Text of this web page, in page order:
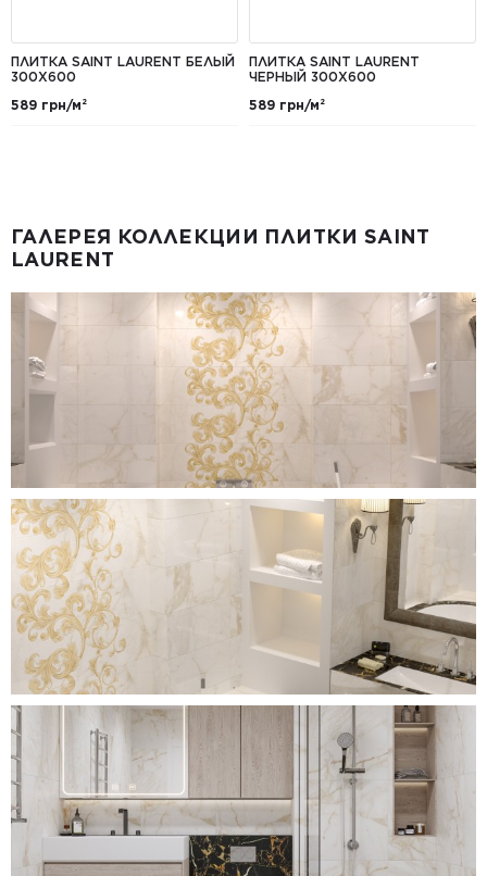
ПЛИТКА SAINT LAURENT БЕЛЫЙ
300X600
589 грн/м²
ПЛИТКА SAINT LAURENT
ЧЕРНЫЙ 300X600
589 грн/м²
ГАЛЕРЕЯ КОЛЛЕКЦИИ ПЛИТКИ SAINT
LAURENT